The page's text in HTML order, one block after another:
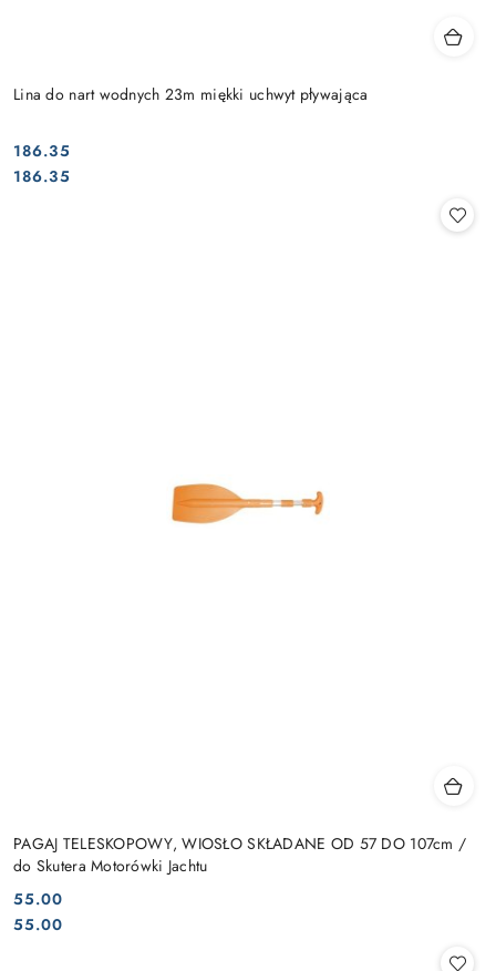
Lina do nart wodnych 23m miękki uchwyt pływająca
Cena:
186.35
Cena:
186.35
PAGAJ TELESKOPOWY, WIOSŁO SKŁADANE OD 57 DO 107cm /
do Skutera Motorówki Jachtu
Cena:
55.00
Cena:
55.00